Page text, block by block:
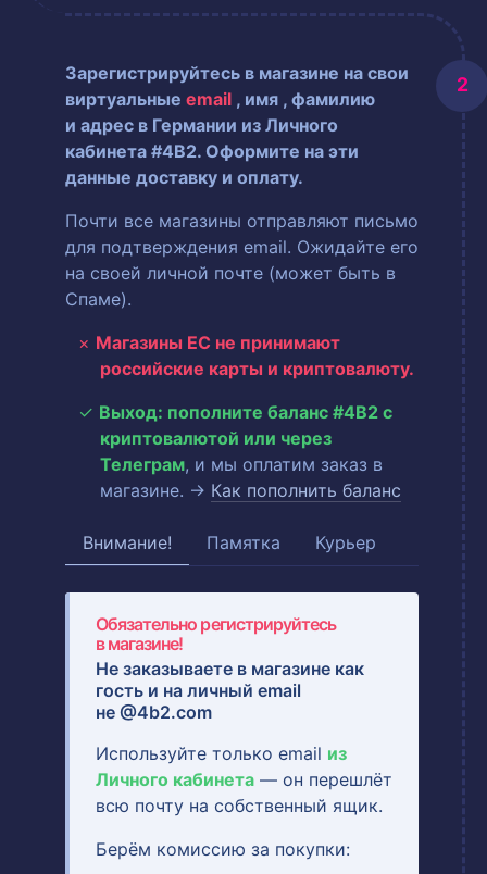
Зарегистрируйтесь в магазине на свои
виртуальные email , имя , фамилию
и адрес в Германии из Личного
кабинета #4B2. Оформите на эти
данные доставку и оплату.
Почти все магазины отправляют письмо
для подтверждения email. Ожидайте его
на своей личной почте (может быть в
Спаме).
Магазины ЕС не принимают
российские карты и криптовалюту.
Выход: пополните баланс #4B2 с
криптовалютой или через
Телеграм, и мы оплатим заказ в
магазине. → Как пополнить баланс
Внимание! Памятка Курьер
Обязательно регистрируйтесь
в магазине!
Не заказываете в магазине как
гость и на личный email
не @4b2.com
Используйте только email из
Личного кабинета — он перешлёт
всю почту на собственный ящик.
Берём комиссию за покупки: